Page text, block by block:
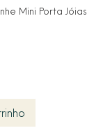
Mini Porta Jóias